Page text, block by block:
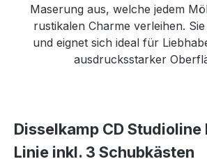
Maserung aus, welche jedem
rustikalen Charme verleihen.
und eignet sich ideal für
ausdrucksstarker
Disselkamp CD Studioline
Linie inkl. 3 Schubkästen